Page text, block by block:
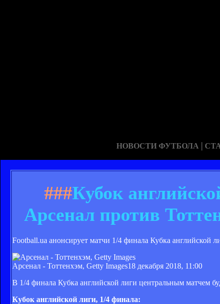
НОВОСТИ ФУТБОЛА |
###Кубок
Арсенал против
Football.ua анонсирует матчи 1/4 финала Кубка английской
Арсенал - Тоттенхэм, Getty Images18 декабря 2018, 11:00
В 1/4 финала Кубка английской лиги центральным матчем
Кубок английской лиги, 1/4 финала: